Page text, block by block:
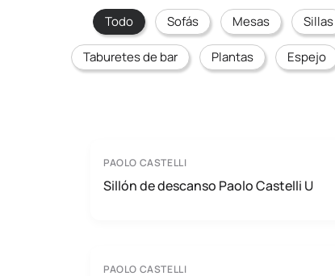
Todo Sofás Mesas Sillas
Taburetes de bar Plantas Espejo
PAOLO CASTELLI
Sillón de descanso Paolo Castelli U
PAOLO CASTELLI